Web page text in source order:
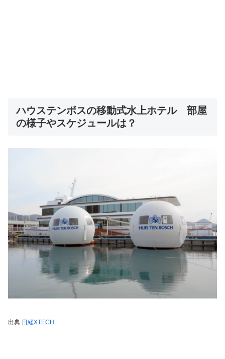
ハウステンボスの移動式水上ホテル 部屋
の様子やスケジュールは？
出典:日経XTECH